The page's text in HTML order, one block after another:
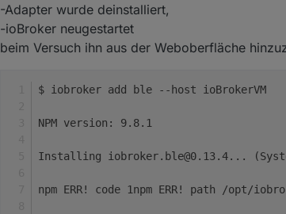
-Adapter wurde deinstalliert,
-ioBroker neugestartet
beim Versuch ihn aus der Weboberfläche
$ iobroker add ble --host ioBrokerVM
NPM version: 9.8.1
Installing iobroker.ble@0.13.4...
npm ERR! code 1npm ERR! path /opt/